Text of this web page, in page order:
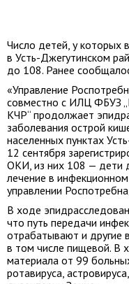
Число детей, у которых
в Усть-Джегутинском
до 108. Ранее
«Управление
совместно с ИЛЦ ФБУЗ
КЧР“ продолжает
заболевания острой
населенных пунктах
12 сентября
ОКИ, из них 108 — дети
лечение в
управлении
В ходе
что путь передачи
отрабатывают и другие
в том числе пищевой. В
материала от 99
ротавируса,